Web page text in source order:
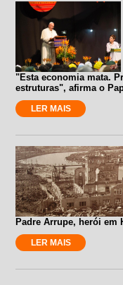
"Esta economia mata.
estruturas", afirma o
LER MAIS
Padre Arrupe, herói em
LER MAIS